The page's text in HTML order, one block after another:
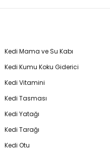
Kedi Mama ve Su Kabı
Kedi Kumu Koku Giderici
Kedi Vitamini
Kedi Tasması
Kedi Yatağı
Kedi Tarağı
Kedi Otu